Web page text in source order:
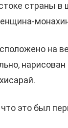
страны
на
это был